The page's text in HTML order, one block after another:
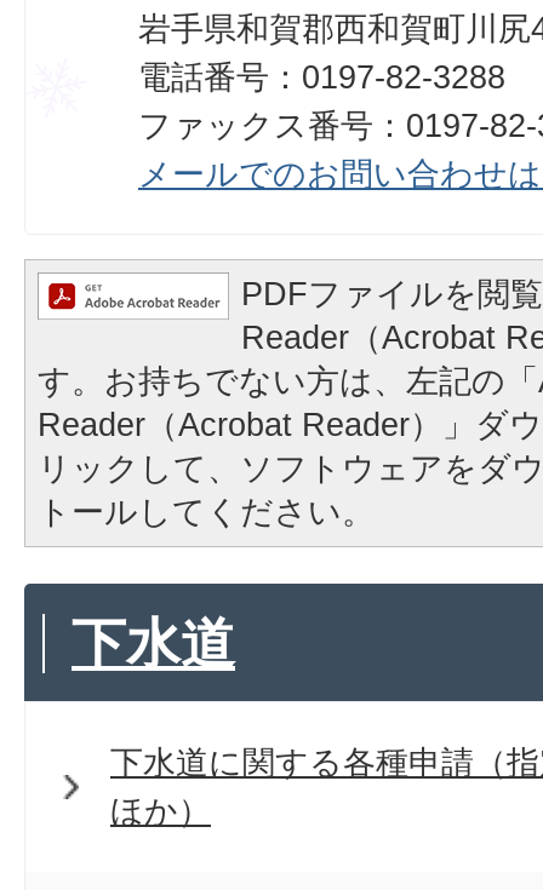
岩手県和賀郡西和賀町川
電話番号：0197-82-3288
ファックス番号：0197-
メールでのお問い合わせ
PDFファイルを閲
Reader（Acrobat
す。お持ちでない方は、左記の
Reader（Acrobat Reader）」ダ
リックして、ソフトウェアをダ
トールしてください。
下水道
下水道に関する各種申請（
ほか）